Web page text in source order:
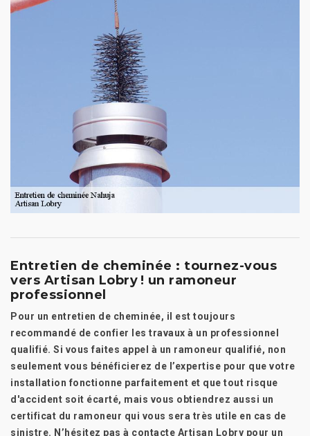
Entretien de cheminée : tournez-vous
vers Artisan Lobry ! un ramoneur
professionnel
Pour un entretien de cheminée, il est toujours
recommandé de confier les travaux à un professionnel
qualifié. Si vous faites appel à un ramoneur qualifié, non
seulement vous bénéficierez de l’expertise pour que votre
installation fonctionne parfaitement et que tout risque
d'accident soit écarté, mais vous obtiendrez aussi un
certificat du ramoneur qui vous sera très utile en cas de
sinistre. N’hésitez pas à contacte Artisan Lobry pour un